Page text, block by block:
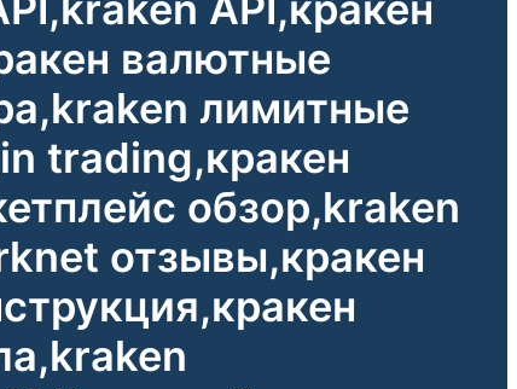
валютные
лимитные
trading,кракен
обзор,kraken
отзывы,кракен